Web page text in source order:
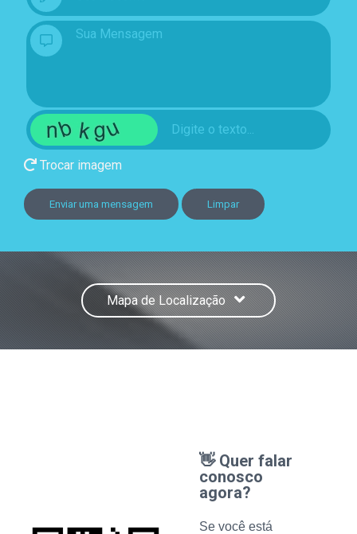
Trocar imagem
Enviar uma mensagem Limpar
Mapa de Localização
👋 Quer falar
conosco
agora?
Se você está